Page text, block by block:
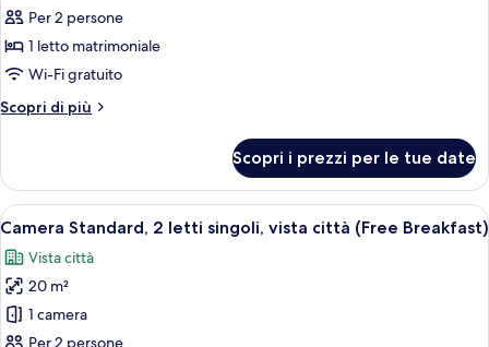
Standard,
1
letto
vista
Floor,
Free
Breakfast)
Per 2 persone
1 letto matrimoniale
Wi-Fi gratuito
Scopri di più
Altri
Standard,
letto
vista
città
(High
Floor,
Free
Scopri i prezzi per le tue date
Apri
tutte
le
foto
per
Camera
Un bagno moderno con lavandino,
10
Camera Standard, 2 letti singoli, vista città (Free Breakfast)
Vista città
20 m²
1 camera
Per 2 persone